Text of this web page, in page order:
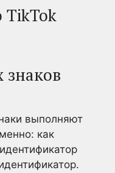
TikTok
выполняют
: как
.